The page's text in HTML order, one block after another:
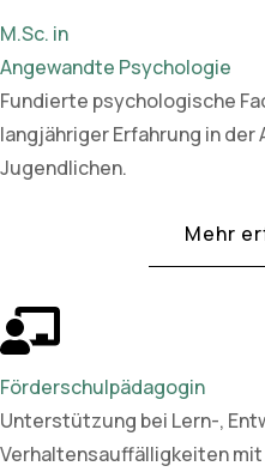
M.Sc. in
Angewandte Psychologie
Fundierte psychologische
langjähriger Erfahrung in der
Jugendlichen.
Mehr
Förderschulpädagogin
Unterstützung bei Lern-,
Verhaltensauffälligkeiten